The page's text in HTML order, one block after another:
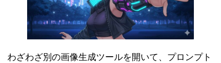
わざわざ別の画像生成ツールを開いて、プロンプト